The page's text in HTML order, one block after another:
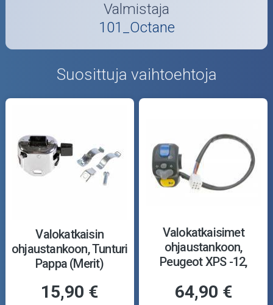
Valmistaja
101_Octane
Suosittuja vaihtoehtoja
Valokatkaisin
ohjaustankoon, Tunturi
Pappa (Merit)
15,90 €
Valokatkaisimet
ohjaustankoon,
Peugeot XPS -12,
64,90 €